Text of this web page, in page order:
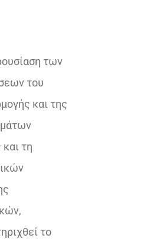
των
του
και της
τη
το